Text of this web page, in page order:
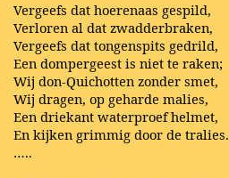
Vergeefs dat hoerenaas gespild,
Verloren al dat zwadderbraken,
Vergeefs dat tongenspits gedrild,
Een dompergeest is niet te raken;
Wij don-Quichotten zonder smet,
Wij dragen, op geharde malies,
Een driekant waterproef helmet,
En kijken grimmig door de tralies.
…..